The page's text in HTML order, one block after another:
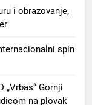
i obrazovanje,
spin
„Vrbas“ Gornji
na plovak